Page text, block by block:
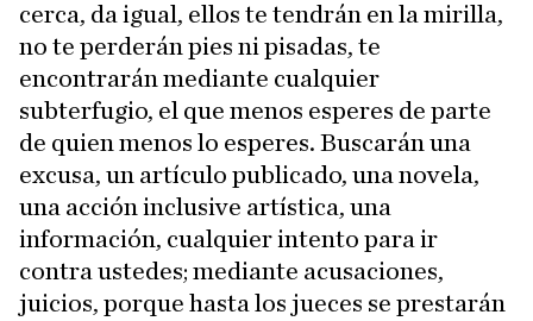
cerca, da igual, ellos te tendrán en la mirilla,
no te perderán pies ni pisadas, te
encontrarán mediante cualquier
subterfugio, el que menos esperes de parte
de quien menos lo esperes. Buscarán una
excusa, un artículo publicado, una novela,
una acción inclusive artística, una
información, cualquier intento para ir
contra ustedes; mediante acusaciones,
juicios, porque hasta los jueces se prestarán